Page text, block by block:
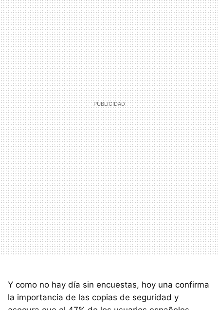
Y como no hay día sin encuestas, hoy una confirma
la importancia de las copias de seguridad y